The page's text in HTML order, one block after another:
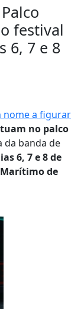
festival
6, 7 e 8
nome a figurar
no palco
da banda de
6, 7 e 8 de
de